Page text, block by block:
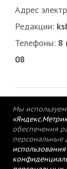
Адрес
Редакции:
Телефоны: 8
08
Мы
обеспечения
персональные
использования